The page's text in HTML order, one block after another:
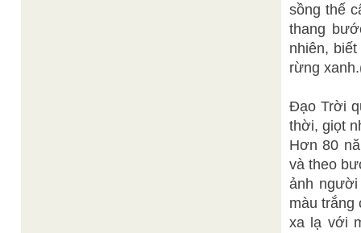
sồng thế
thang
nhiên,
rừng
Ðạo Trời
thời, giọt
Hơn 80
và theo
ảnh
màu trắng
xa lạ với